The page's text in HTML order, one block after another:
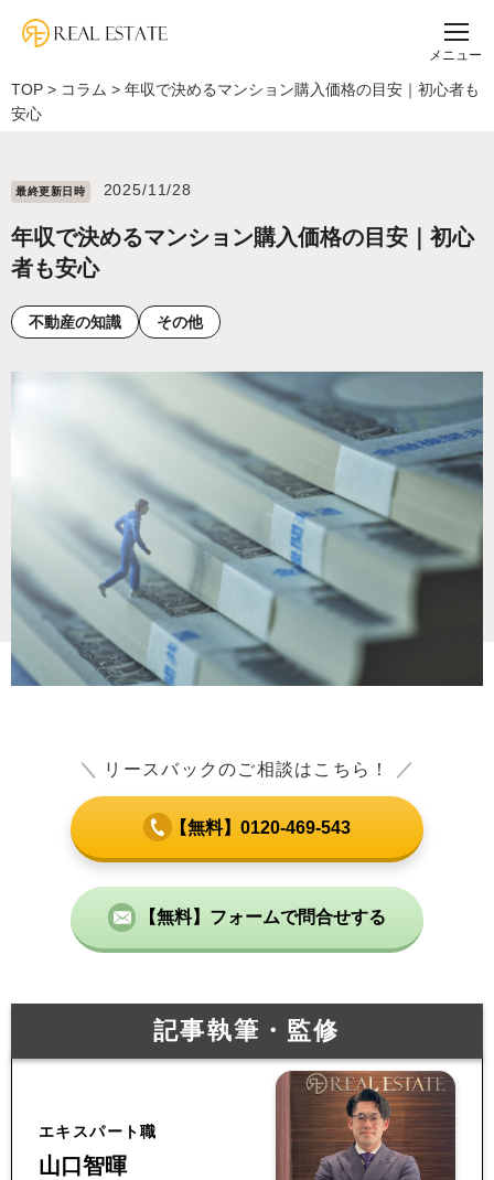
メニュー
TOP > コラム > 年収で決めるマンション購入価格の目安｜初心者も
安心
最終更新⽇時 2025/11/28
年収で決めるマンション購入価格の目安｜初心
者も安心
不動産の知識 その他
＼ リースバックのご相談はこちら！ ／
【無料】0120-469-543
【無料】フォームで問合せする
記事執筆・監修
エキスパート職
山口智暉